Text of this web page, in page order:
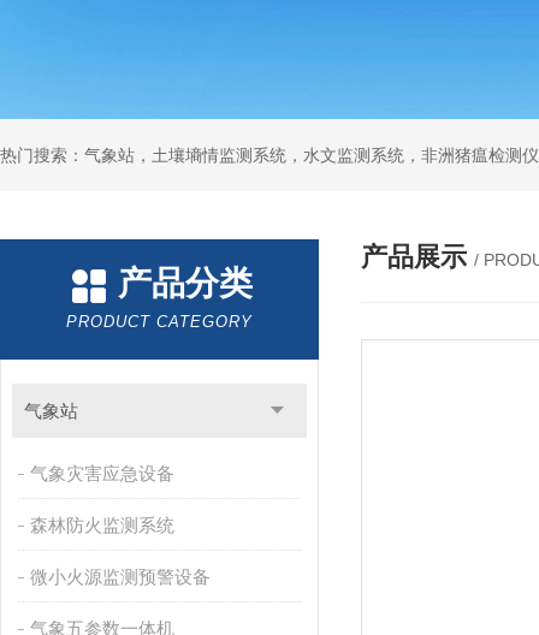
热门搜索：气象站，土壤墒情监测系统，水文监测系统，非洲猪瘟检测
产品分类
PRODUCT CATEGORY
气象站
气象灾害应急设备
森林防火监测系统
微小火源监测预警设备
气象五参数一体机
产品展示 /